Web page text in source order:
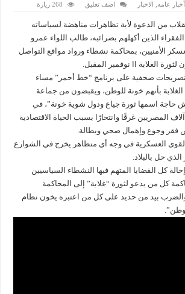
أخبار عامه, الاخبار اضف تعليق 268 زيارة
من الدعوة لأية تظاهرات مناهضة لسياساته
الفقراء الذين أكهلهم بضرائبه، طالب اللواء عمرو
الأمنيين، بمحاكمة نشطاء ورواد مواقع التواصل
لثورة الغلابة اا نوفمبر المقبل.
صحفية على برنامج “خط أحمر” مساء
الغلابة بأنهم خونة للوطن، ويقبضون من جماعة
حاجة اسمها ثورة جياع ودول شوية خونة”، في
المصريين غرقًا وانتحارًا بسبب الحياة الاقتصادية
من فقر وجوع وإهمال صحي وبطالة.
العسكرية في وجه أي متظاهر يخرج في الشوارع
الذي حل بالبلاد.
كل القضايا المتهم فيها النشطاء السياسيين
كل من يدعو لثورة “غلابة” إلى المحاكمة
والضرب بيد من حديد على كل من اعتبره يخون نظام